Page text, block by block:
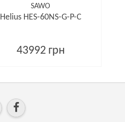
SAWO
Helius HES-60NS-G-P-C
43992 грн